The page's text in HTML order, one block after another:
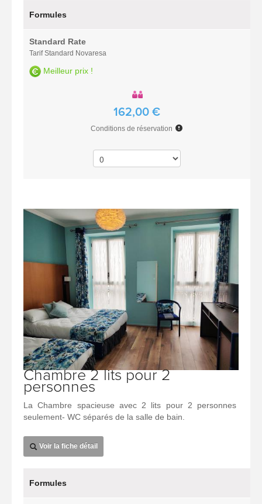
Formules
Standard Rate
Tarif Standard Novaresa
Meilleur prix !
162,00 €
Conditions de réservation
Chambre 2 lits pour 2
personnes
La Chambre spacieuse avec 2 lits pour 2 personnes
seulement- WC séparés de la salle de bain.
Voir la fiche détail
Formules